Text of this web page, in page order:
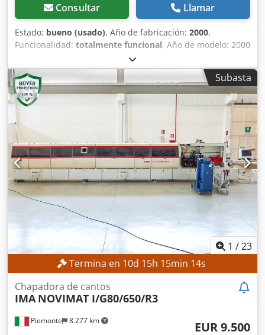
Consultar Llamar
Estado: bueno (usado), Año de fabricación: 2000,
Funcionalidad: totalmente funcional, Año de modelo: 2000
Ancho: 700 Largo: 400 Altura: 500 Número de ejes: 5
Portaherramientas: BBT40 Velocidad del husillo (RPM):
20.000 Materiales mecanizables: acero, aluminio, titanio,
grafito, cobre, invar, composite, delrin, PEEK Dsdpfx Ajx
Uphmoqqock
Subasta
1 /23
Termina en 10d 15h 15min 12s
Piemonte 8.277 km
Chapadora de cantos
IMA NOVIMAT I/G80/650/R3
EUR 9.500